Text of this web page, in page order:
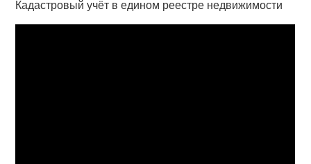
Кадастровый учёт в едином реестре недвижимости